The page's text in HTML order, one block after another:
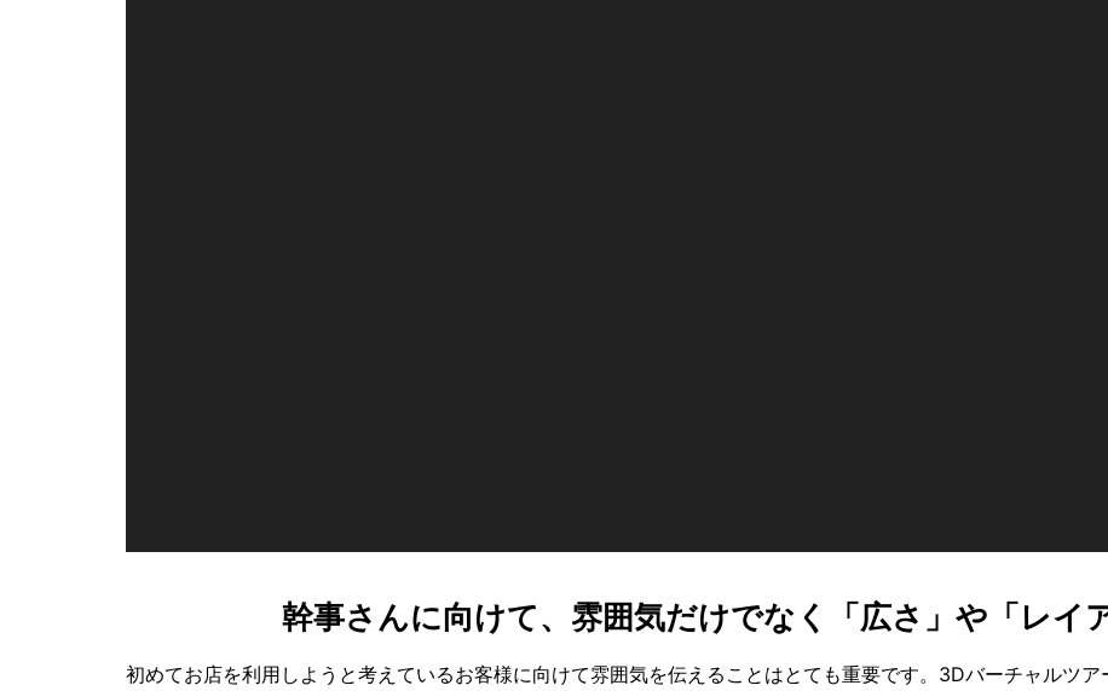
幹事さんに向けて、雰囲気だけでなく「広さ」や「レイ
初めてお店を利用しようと考えているお客様に向けて雰囲気を伝えることはとても重要です。3Dバーチャルツ